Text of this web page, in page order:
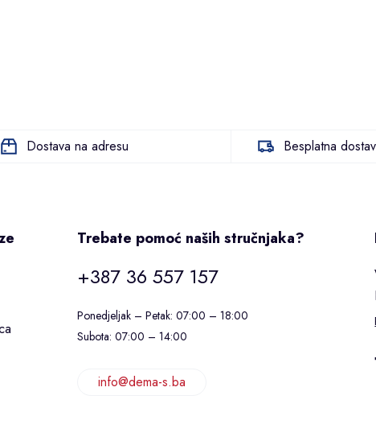
Dostava na adresu Besplatna
Trebate pomoć naših stručnjaka?
+387 36 557 157
Ponedjeljak – Petak: 07:00 – 18:00
Subota: 07:00 – 14:00
info@dema-s.ba